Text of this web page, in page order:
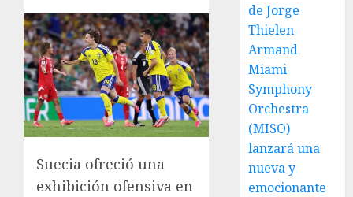
Suecia ofreció una
exhibición ofensiva en
de Jorge
Thielen
Armand
Miami
Symphony
Orchestra
(MISO)
lanzará una
nueva y
emocionante